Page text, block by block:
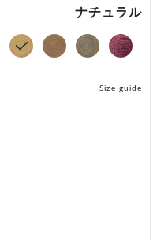
能なため、旅行にも最
ナーバンドの仕様が異
いただけるよう設計さ
めご了承ください。
59.5cm
ドのため、サイズ・色
ナチュラル
Size guide